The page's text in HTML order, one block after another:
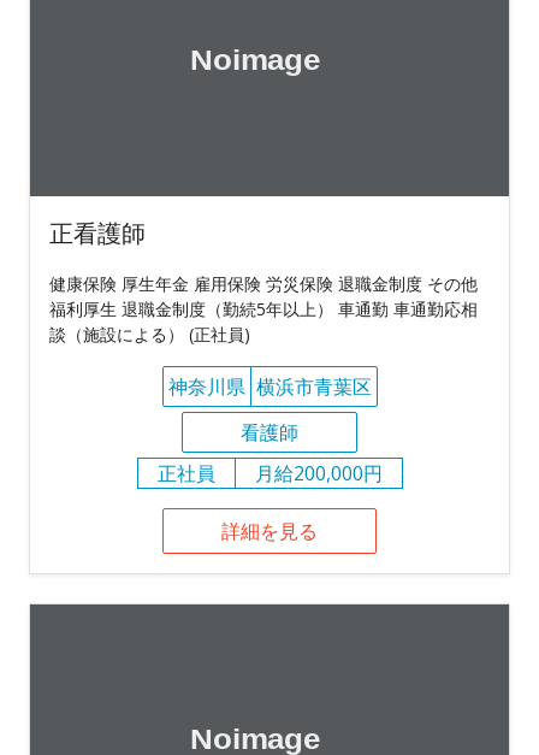
正看護師
健康保険 厚生年金 雇用保険 労災保険 退職金制度 その他
福利厚生 退職金制度（勤続5年以上） 車通勤 車通勤応相
談（施設による） (正社員)
神奈川県 横浜市青葉区
看護師
正社員
月給200,000円
詳細を見る